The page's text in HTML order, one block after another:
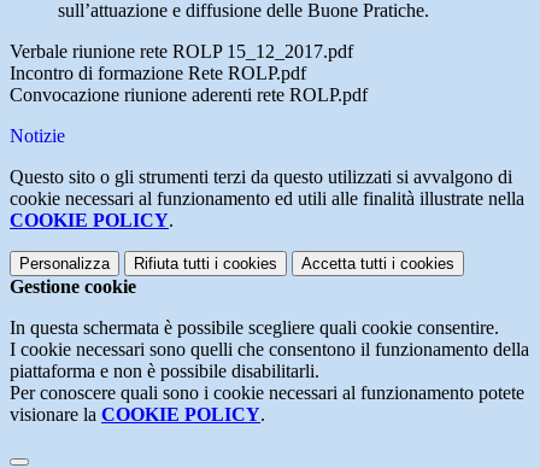
sull’attuazione e diffusione delle Buone Pratiche.
Verbale riunione rete ROLP 15_12_2017.pdf
Incontro di formazione Rete ROLP.pdf
Convocazione riunione aderenti rete ROLP.pdf
Notizie
Questo sito o gli strumenti terzi da questo utilizzati si avvalgono di
cookie necessari al funzionamento ed utili alle finalità illustrate nella
COOKIE POLICY.
Personalizza Rifiuta tutti i cookies Accetta tutti i cookies
Gestione cookie
In questa schermata è possibile scegliere quali cookie consentire.
I cookie necessari sono quelli che consentono il funzionamento della
piattaforma e non è possibile disabilitarli.
Per conoscere quali sono i cookie necessari al funzionamento potete
visionare la COOKIE POLICY.